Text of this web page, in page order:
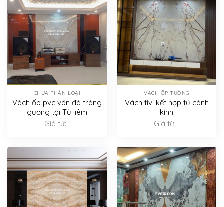
CHƯA PHÂN LOẠI
Vách ốp pvc vân đá tráng
gương tại Từ liêm
Giá từ:
VÁCH ỐP TƯỜNG
Vách tivi kết hợp tủ cánh
kính
Giá từ: